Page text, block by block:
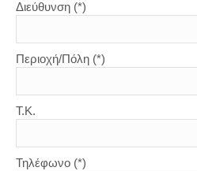
Διεύθυνση (*)
Περιοχή/Πόλη (*)
Τ.Κ.
Τηλέφωνο (*)